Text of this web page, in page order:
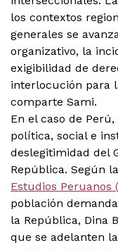
los contextos
generales se
organizativo, la
exigibilidad de
interlocución para
comparte Sami.
En el caso de
política, social e
deslegitimidad del
República. Según
Estudios Peruanos
población
la República, Dina
que se adelanten